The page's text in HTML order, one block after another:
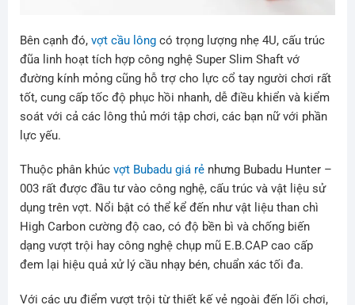
Bên cạnh đó, vợt cầu lôngcó trọng lượng nhẹ 4U, cấu trúc
đũa linh hoạt tích hợp công nghệ Super Slim Shaft vớ
đường kính mỏng cũng hỗ trợ cho lực cổ tay người chơi rất
tốt, cung cấp tốc độ phục hồi nhanh, dễ điều khiển và kiểm
soát với cả các lông thủ mới tập chơi, các bạn nữ với phần
lực yếu.
Thuộc phân khúc vợt Bubadu giá rẻnhưng Bubadu Hunter –
003 rất được đầu tư vào công nghệ, cấu trúc và vật liệu sử
dụng trên vợt. Nổi bật có thể kể đến như vật liệu than chì
High Carbon cường độ cao, có độ bền bì và chống biến
dạng vượt trội hay công nghệ chụp mũ E.B.CAP cao cấp
đem lại hiệu quả xử lý cầu nhạy bén, chuẩn xác tối đa.
Với các ưu điểm vượt trội từ thiết kế vẻ ngoài đến lối chơi,